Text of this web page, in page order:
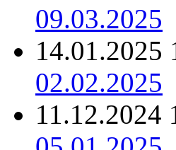
09.03.2025
14.01.2025
02.02.2025
11.12.2024